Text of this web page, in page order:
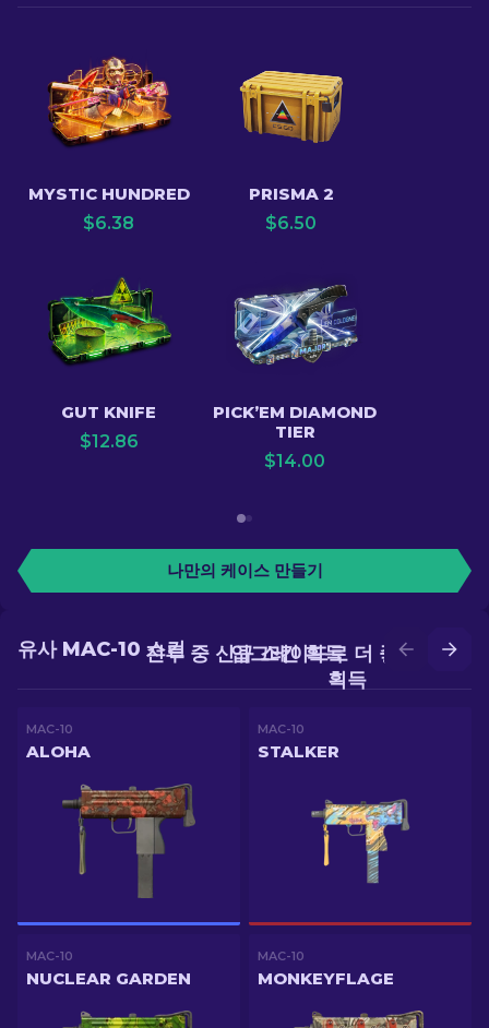
MYSTIC HUNDRED
$6.38
PRISMA 2
$6.50
GUT KNIFE
$12.86
PICK’EM DIAMOND
TIER
$14.00
나만의 케이스 만들기
업그레이드로 더 좋은 스킨
획득
전투 중 신규 스킨 획득
유사 MAC-10 스킨
MAC-10
ALOHA
MAC-10
STALKER
MAC-10
NUCLEAR GARDEN
MAC-10
MONKEYFLAGE